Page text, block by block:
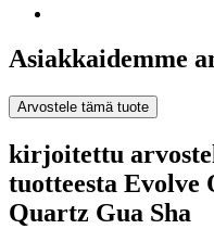
Asiakkaidemme
Arvostele tämä tuote
kirjoitettu
tuotteesta Evolve
Quartz Gua Sha